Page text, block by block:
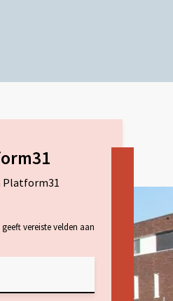
Platform31
vereiste velden aan